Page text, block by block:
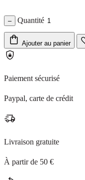
– Quantité
Ajouter au panier
Paiement sécurisé
Paypal, carte de crédit
Livraison gratuite
À partir de 50 €